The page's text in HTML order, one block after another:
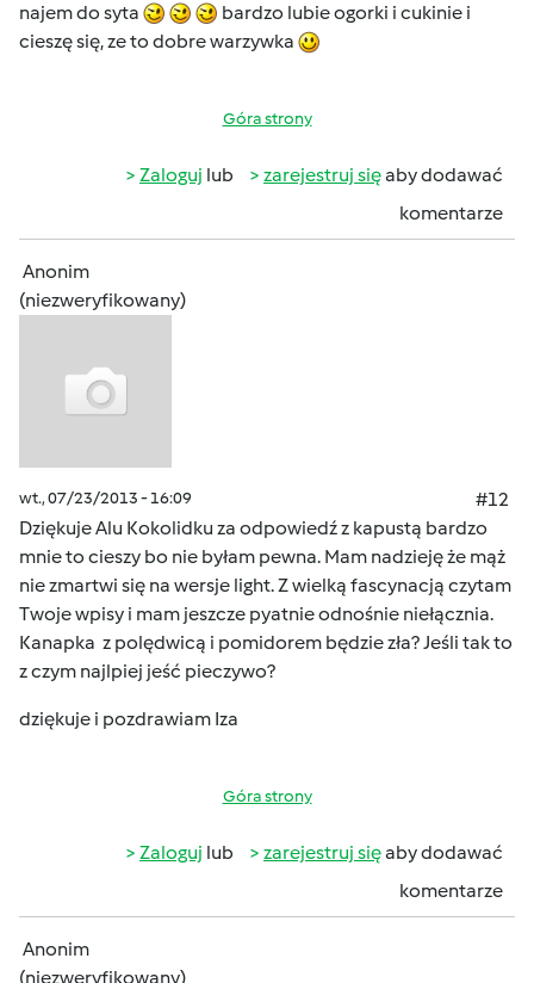
najem do syta
bardzo lubie ogorki i cukinie i
cieszę się, ze to dobre warzywka
Góra strony
Zaloguj lub zarejestruj sięaby dodawać
komentarze
Anonim
(niezweryfikowany)
wt., 07/23/2013 - 16:09
#12
Dziękuje Alu Kokolidku za odpowiedź z kapustą bardzo
mnie to cieszy bo nie byłam pewna. Mam nadzieję że mąż
nie zmartwi się na wersje light. Z wielką fascynacją czytam
Twoje wpisy i mam jeszcze pyatnie odnośnie niełącznia.
Kanapka z polędwicą i pomidorem będzie zła? Jeśli tak to
z czym najlpiej jeść pieczywo?
dziękuje i pozdrawiam Iza
Góra strony
Zaloguj lub zarejestruj sięaby dodawać
komentarze
Anonim
(niezweryfikowany)